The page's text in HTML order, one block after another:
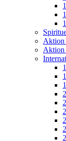
Aktion